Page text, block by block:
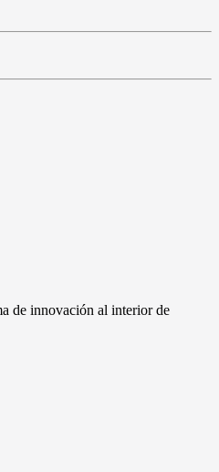
de innovación al interior de